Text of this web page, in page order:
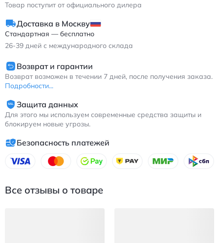
Товар поступит от официального дилера
Доставка в Москву
Стандартная — бесплатно
26-39 дней с международного склада
Возврат и гарантии
Возврат возможен в течении 7 дней, после получения заказа.
Подробности...
Защита данных
Для этого мы используем современные средства защиты и
блокируем новые угрозы.
Безопасность платежей
Все отзывы о товаре